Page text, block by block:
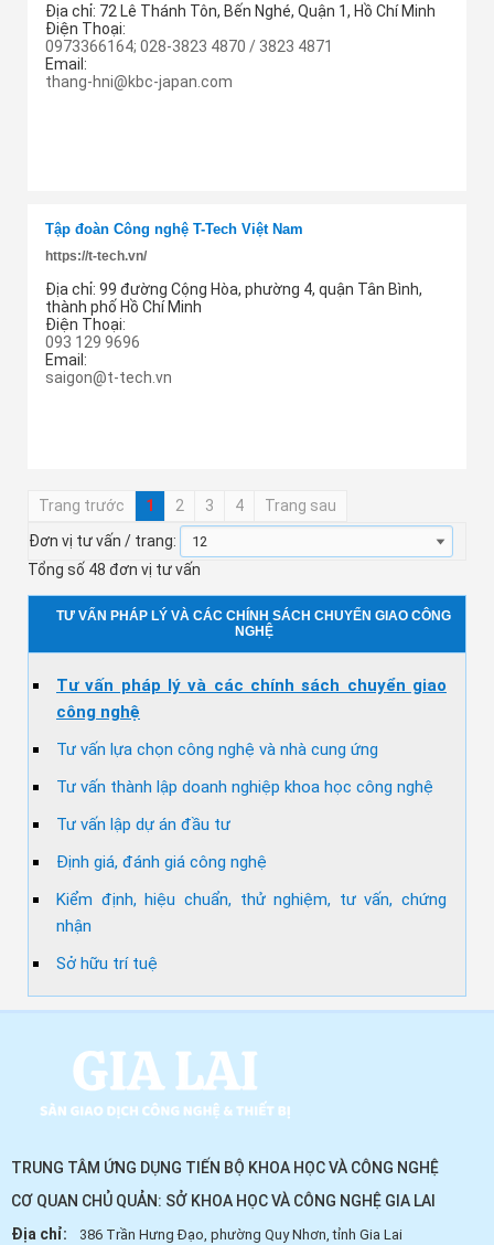
Địa chỉ: 72 Lê Thánh Tôn, Bến Nghé, Quận 1, Hồ Chí Minh
Điện Thoại:
0973366164; 028-3823 4870 / 3823 4871
Email:
thang-hni@kbc-japan.com
Tập đoàn Công nghệ T-Tech Việt Nam
https://t-tech.vn/
Địa chỉ: 99 đường Cộng Hòa, phường 4, quận Tân Bình,
thành phố Hồ Chí Minh
Điện Thoại:
093 129 9696
Email:
saigon@t-tech.vn
Trang trước
1 2 3 4
Trang sau
Đơn vị tư vấn / trang:
Tổng số 48 đơn vị tư vấn
TƯ VẤN PHÁP LÝ VÀ CÁC CHÍNH SÁCH CHUYỂN GIAO CÔNG
NGHỆ
Tư vấn pháp lý và các chính sách chuyển giao
công nghệ
Tư vấn lựa chọn công nghệ và nhà cung ứng
Tư vấn thành lập doanh nghiệp khoa học công nghệ
Tư vấn lập dự án đầu tư
Định giá, đánh giá công nghệ
Kiểm định, hiệu chuẩn, thử nghiệm, tư vấn, chứng
nhận
Sở hữu trí tuệ
TRUNG TÂM ỨNG DỤNG TIẾN BỘ KHOA HỌC VÀ CÔNG NGHỆ
CƠ QUAN CHỦ QUẢN: SỞ KHOA HỌC VÀ CÔNG NGHỆ GIA LAI
Địa chỉ:
386 Trần Hưng Đạo, phường Quy Nhơn, tỉnh Gia Lai